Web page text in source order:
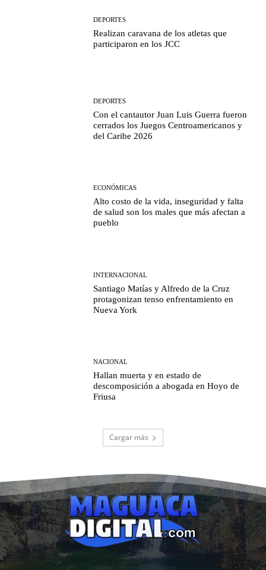
DEPORTES
Realizan caravana de los atletas que
participaron en los JCC
DEPORTES
Con el cantautor Juan Luis Guerra fueron
cerrados los Juegos Centroamericanos y
del Caribe 2026
ECONÓMICAS
Alto costo de la vida, inseguridad y falta
de salud son los males que más afectan a
pueblo
INTERNACIONAL
Santiago Matías y Alfredo de la Cruz
protagonizan tenso enfrentamiento en
Nueva York
NACIONAL
Hallan muerta y en estado de
descomposición a abogada en Hoyo de
Friusa
Cargar más